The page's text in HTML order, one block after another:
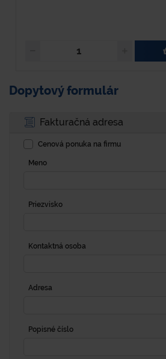
Dopytový formulár
Fakturačná adresa
Cenová ponuka na firmu
Meno
Priezvisko
Kontaktná osoba
Adresa
Popisné číslo